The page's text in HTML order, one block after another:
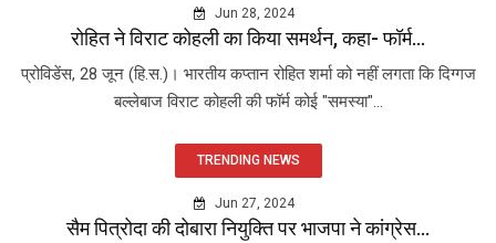
Jun 28, 2024
रोहित ने विराट कोहली का किया समर्थन, कहा- फॉर्म...
प्रोविडेंस, 28 जून (हि.स.)। भारतीय कप्तान रोहित शर्मा को नहीं लगता कि दिग्गज
बल्लेबाज विराट कोहली की फॉर्म कोई "समस्या"...
TRENDING NEWS
Jun 27, 2024
सैम पित्रोदा की दोबारा नियुक्ति पर भाजपा ने कांग्रेस...